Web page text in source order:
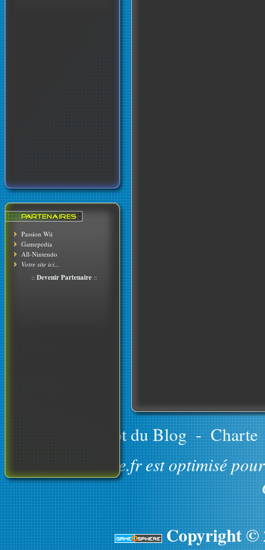
Passion Wii
Gamepedia
All-Nintendo
Votre site ici...
:: Devenir Partenaire ::
Le concept du Blog - Charte
GameOsphere.fr est optimisé
Copyright ©